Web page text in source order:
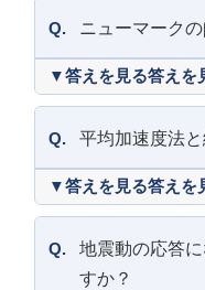
Q. ニューマーク
答えを
Q. 平均加速度法
答えを
Q.
地震動の応答
すか？